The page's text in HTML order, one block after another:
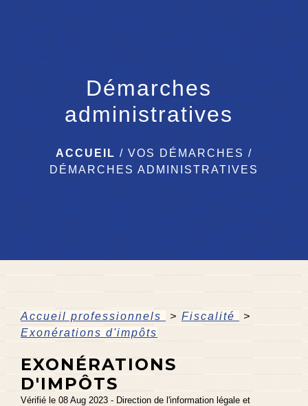
Démarches
administratives
ACCUEIL / VOS DÉMARCHES /
DÉMARCHES ADMINISTRATIVES
Accueil professionnels > Fiscalité
>
Exonérations d'impôts
EXONÉRATIONS
D'IMPÔTS
Vérifié le 08 Aug 2023 - Direction de l'information légale et